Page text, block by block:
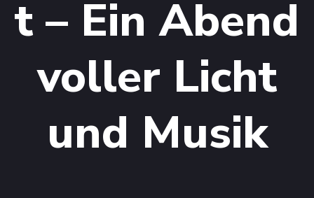
t – Ein Abend
voller Licht
und Musik